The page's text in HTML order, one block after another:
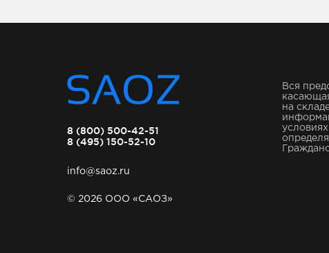
8 (800) 500-42-51
8 (495) 150-52-10
info@saoz.ru
© 2026 ООО «САОЗ»
Вся
на